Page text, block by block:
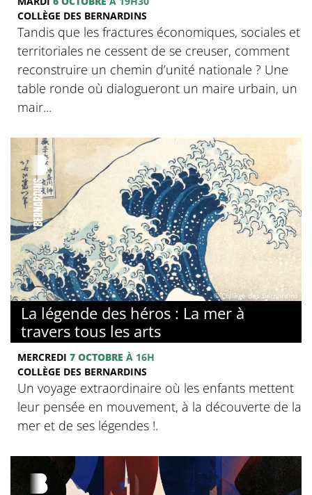
COLLÈGE DES BERNARDINS
Tandis que les fractures économiques, sociales et
territoriales ne cessent de se creuser, comment
reconstruire un chemin d’unité nationale ? Une
table ronde où dialogueront un maire urbain, un
mair...
© Collège des Bernardins
La légende des héros : La mer à
travers tous les arts
MERCREDI 7 OCTOBRE À 16H
COLLÈGE DES BERNARDINS
Un voyage extraordinaire où les enfants mettent
leur pensée en mouvement, à la découverte de la
mer et de ses légendes !.